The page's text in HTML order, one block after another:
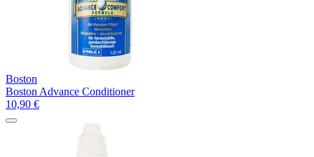
Boston
Boston Advance Conditioner
10,90 €